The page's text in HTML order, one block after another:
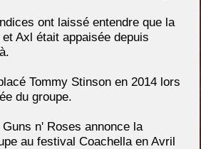
ont laissé entendre que la
Axl était appaisée depuis
Tommy Stinson en 2014 lors
du groupe.
n' Roses annonce la
au festival Coachella en Avril